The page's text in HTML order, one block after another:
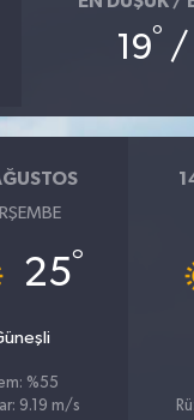
19° /
25°
%55
9.19 m/s